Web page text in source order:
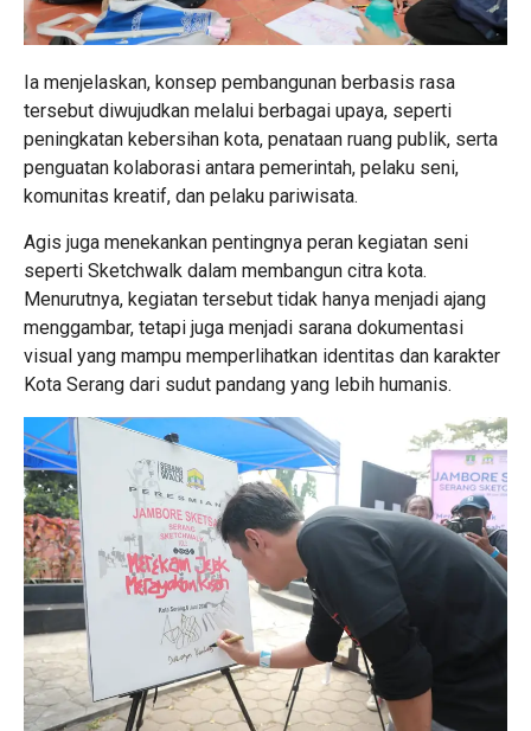
Ia menjelaskan, konsep pembangunan berbasis rasa
tersebut diwujudkan melalui berbagai upaya, seperti
peningkatan kebersihan kota, penataan ruang publik, serta
penguatan kolaborasi antara pemerintah, pelaku seni,
komunitas kreatif, dan pelaku pariwisata.
Agis juga menekankan pentingnya peran kegiatan seni
seperti Sketchwalk dalam membangun citra kota.
Menurutnya, kegiatan tersebut tidak hanya menjadi ajang
menggambar, tetapi juga menjadi sarana dokumentasi
visual yang mampu memperlihatkan identitas dan karakter
Kota Serang dari sudut pandang yang lebih humanis.